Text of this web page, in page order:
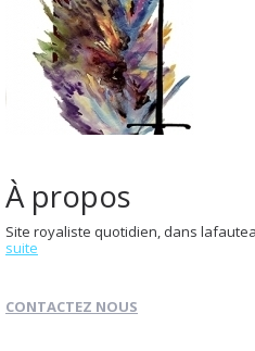
À propos
Site royaliste quotidien, dans
suite
CONTACTEZ NOUS